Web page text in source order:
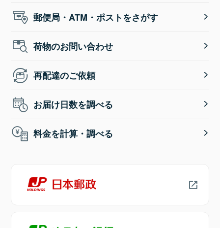
郵便局・ATM・ポストをさがす
荷物のお問い合わせ
再配達のご依頼
お届け日数を調べる
料金を計算・調べる